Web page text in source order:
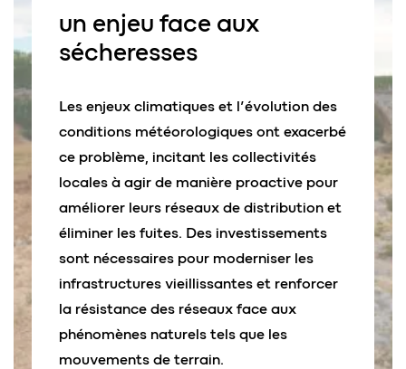
un enjeu face aux
sécheresses
Les enjeux climatiques et l’évolution des
conditions météorologiques ont exacerbé
ce problème, incitant les collectivités
locales à agir de manière proactive pour
améliorer leurs réseaux de distribution et
éliminer les fuites. Des investissements
sont nécessaires pour moderniser les
infrastructures vieillissantes et renforcer
la résistance des réseaux face aux
phénomènes naturels tels que les
mouvements de terrain.